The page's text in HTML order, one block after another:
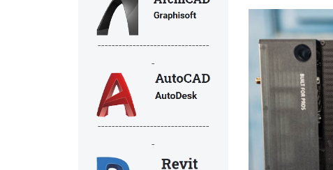
--------------------------------
-
--------------------------------
-